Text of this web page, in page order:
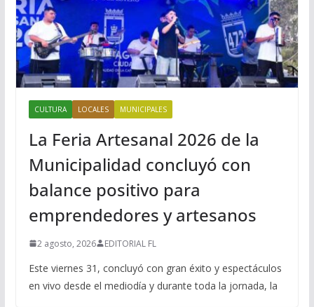
CULTURA LOCALES MUNICIPALES
La Feria Artesanal 2026 de la
Municipalidad concluyó con
balance positivo para
emprendedores y artesanos
2 agosto, 2026 EDITORIAL FL
Este viernes 31, concluyó con gran éxito y espectáculos
en vivo desde el mediodía y durante toda la jornada, la